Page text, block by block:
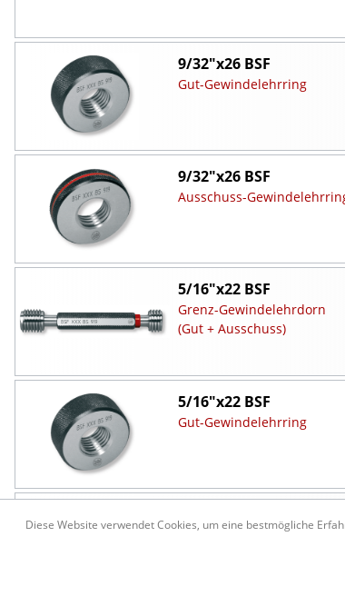
9/32"x26 BSF
Gut-Gewindelehrring
9/32"x26 BSF
Ausschuss-
5/16"x22 BSF
Grenz-Gewindelehrdorn
(Gut + Ausschuss)
5/16"x22 BSF
Gut-Gewindelehrring
Ausschuss-Gewindelehrring
Diese Website verwendet Cookies, um eine bestmögliche